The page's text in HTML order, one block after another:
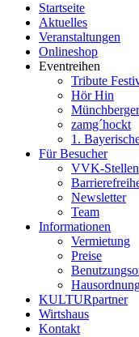
Startseite
Aktuelles
Veranstaltungen
Onlineshop
Eventreihen
Tribute
Hör Hin
zamg´hockt
1.
Für Besucher
VVK-Stellen
Newsletter
Team
Informationen
Vermietung
Preise
KULTURpartner
Wirtshaus
Kontakt